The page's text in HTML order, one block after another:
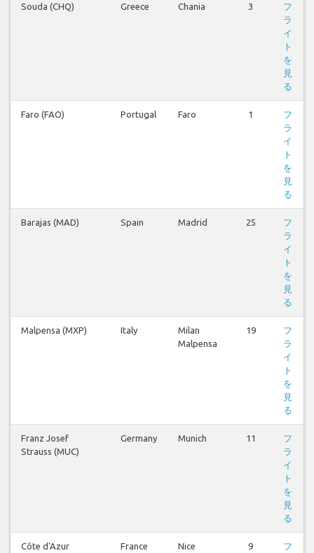
Souda (CHQ) Greece Chania 3
フ
ラ
イ
ト
を
見
る
Faro (FAO) Portugal Faro 1
フ
ラ
イ
ト
を
見
る
Barajas (MAD) Spain Madrid 25
フ
ラ
イ
ト
を
見
る
Malpensa (MXP) Italy
Milan
Malpensa
19
フ
ラ
イ
ト
を
見
る
Franz Josef
Strauss (MUC)
Germany Munich 11
フ
ラ
イ
ト
を
見
る
Côte d'Azur
France Nice 9
フ